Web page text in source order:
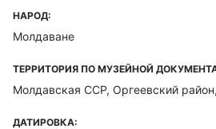
НАРОД:
Молдаване
ТЕРРИТОРИЯ ПО МУЗЕЙНОЙ
Молдавская ССР, Оргеевский
ДАТИРОВКА: